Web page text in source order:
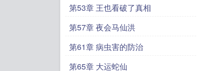
第53章 王也看破了真相
第57章 夜会马仙洪
第61章 病虫害的防治
第65章 大运蛇仙